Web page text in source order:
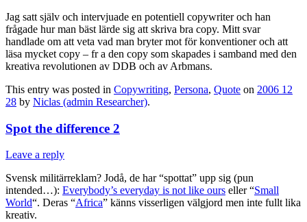
Jag satt själv och intervjuade en potentiell copywriter och han
frågade hur man bäst lärde sig att skriva bra copy. Mitt svar
handlade om att veta vad man bryter mot för konventioner och att
läsa mycket copy – fr a den copy som skapades i samband med den
kreativa revolutionen av DDB och av Arbmans.
This entry was posted in Copywriting, Persona, Quote on 2006 12
28 by Niclas (admin Researcher).
Spot the difference 2
Leave a reply
Svensk militärreklam? Jodå, de har “spottat” upp sig (pun
intended…): Everybody’s everyday is not like ours eller “Small
World“. Deras “Africa” känns visserligen välgjord men inte fullt lika
kreativ.